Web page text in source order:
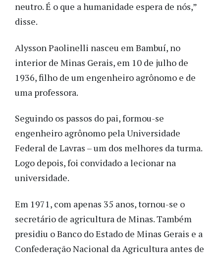
neutro. É o que a humanidade espera de nós,”
disse.
Alysson Paolinelli nasceu em Bambuí, no
interior de Minas Gerais, em 10 de julho de
1936, filho de um engenheiro agrônomo e de
uma professora.
Seguindo os passos do pai, formou-se
engenheiro agrônomo pela Universidade
Federal de Lavras – um dos melhores da turma.
Logo depois, foi convidado a lecionar na
universidade.
Em 1971, com apenas 35 anos, tornou-se o
secretário de agricultura de Minas. Também
presidiu o Banco do Estado de Minas Gerais e a
Confederação Nacional da Agricultura antes de